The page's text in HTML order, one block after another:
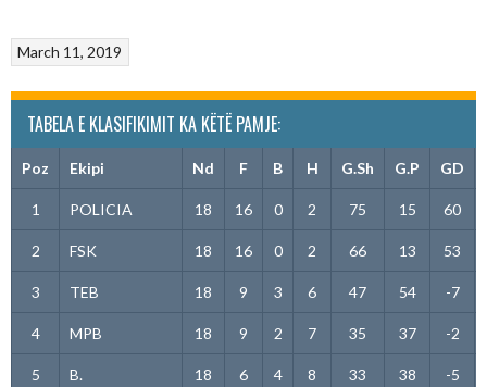
March 11, 2019
TABELA E KLASIFIKIMIT KA KËTË PAMJE:
Poz Ekipi Nd F B H G.Sh G.P GD
1 POLICIA 18 16 0 2 75 15 60
2 FSK 18 16 0 2 66 13 53
3 TEB 18 9 3 6 47 54 -7
4 MPB 18 9 2 7 35 37 -2
5
B.
18 6 4 8 33 38 -5